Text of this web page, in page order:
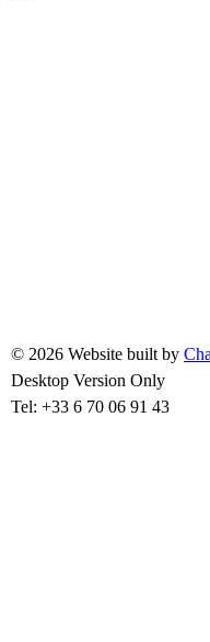
© 2026 Website built by
Desktop Version Only
Tel: +33 6 70 06 91 43